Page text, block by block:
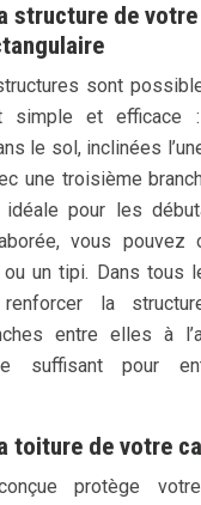
structure de votre
sont
simple et efficace
le sol, inclinées
une troisième
pour les
vous pouvez
ou un tipi. Dans tous
la
entre elles à
suffisant pour
toiture de votre
protège